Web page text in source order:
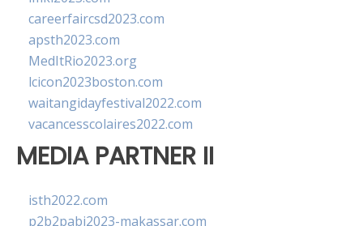
careerfaircsd2023.com
apsth2023.com
MedItRio2023.org
lcicon2023boston.com
waitangidayfestival2022.com
vacancesscolaires2022.com
MEDIA PARTNER II
isth2022.com
p2b2pabi2023-makassar.com